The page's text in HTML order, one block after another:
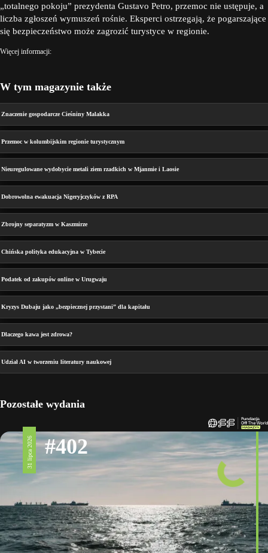
„totalnego pokoju” prezydenta Gustavo Petro, przemoc nie ustępuje, a
liczba zgłoszeń wymuszeń rośnie. Eksperci ostrzegają, że pogarszające
się bezpieczeństwo może zagrozić turystyce w regionie.
Więcej informacji:
W tym magazynie także
Znaczenie gospodarcze Cieśniny Malakka
Przemoc w kolumbijskim regionie turystycznym
Nieuregulowane wydobycie metali ziem rzadkich w Mjanmie i Laosie
Dobrowolna ewakuacja Nigeryjczyków z RPA
Zbrojny separatyzm w Kaszmirze
Chińska polityka edukacyjna w Tybecie
Podatek od zakupów online w Urugwaju
Kryzys Dubaju jako „bezpiecznej przystani” dla kapitału
Dlaczego kawa jest zdrowa?
Udział AI w tworzeniu literatury naukowej
Pozostałe wydania
31 lipca 2026 #402